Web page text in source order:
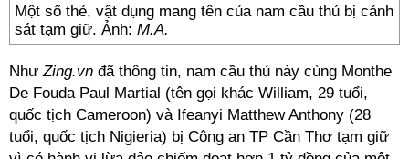
Một số thẻ, vật dụng mang tên của nam cầu thủ bị cảnh
sát tạm giữ. Ảnh: M.A.
NhưZing.vn đã thông tin, nam cầu thủ này cùng Monthe
De Fouda Paul Martial (tên gọi khác William, 29 tuổi,
quốc tịch Cameroon) và Ifeanyi Matthew Anthony (28
tuổi, quốc tịch Nigieria) bị Công an TP Cần Thơ tạm giữ